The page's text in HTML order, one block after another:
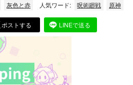
灰色と赤 人気ワード: 呪術廻戦 原神
ポストする LINEで送る